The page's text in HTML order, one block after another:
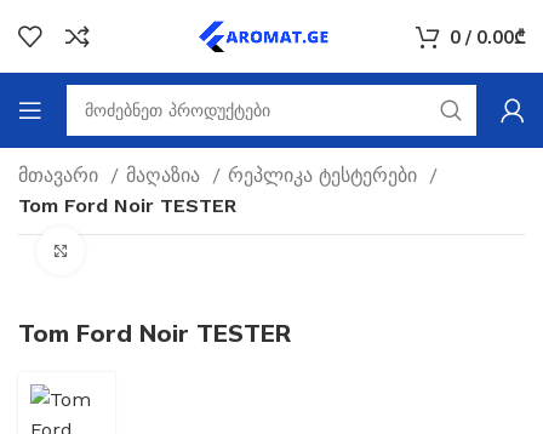
0 / 0.00₾
მთავარი მაღაზია
რეპლიკა ტესტერები
Tom Ford Noir TESTER
Tom Ford Noir TESTER